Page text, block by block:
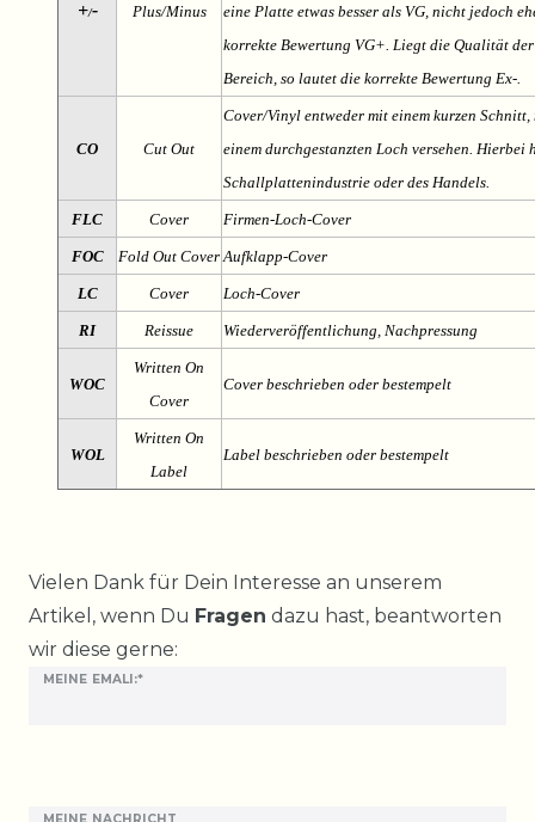
+/- Plus/Minus
eine Platte etwas besser als VG, nicht jedoch
korrekte Bewertung VG+. Liegt die Qualität
Bereich, so lautet die korrekte Bewertung Ex-.
CO Cut Out
Cover/Vinyl entweder mit einem kurzen
einem durchgestanzten Loch versehen. Hierbei
Schallplattenindustrie oder des Handels.
FLC Cover Firmen-Loch-Cover
FOC Fold Out Cover Aufklapp-Cover
LC Cover Loch-Cover
RI Reissue Wiederveröffentlichung, Nachpressung
WOC
Written On
Cover
Cover beschrieben oder bestempelt
WOL
Written On
Label
Label beschrieben oder bestempelt
Vielen Dank für Dein Interesse an unserem
Artikel, wenn Du Fragen dazu hast, beantworten
wir diese gerne:
MEINE EMALI:*
Ceres::Template.mailFormHoneypotLabel